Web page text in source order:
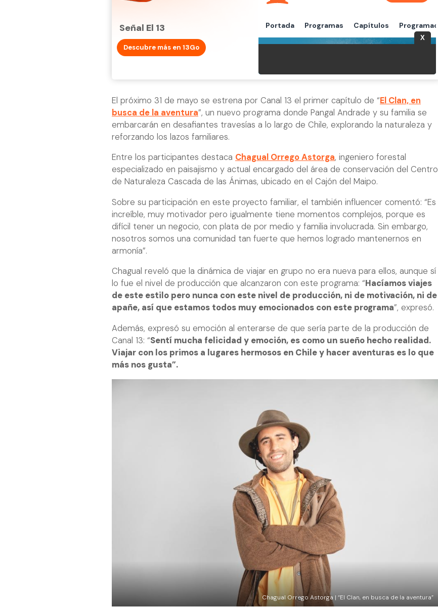
Señal El 13
Descubre más en 13Go
El próximo 31 de mayo se estrena por Canal 13 el primer capítulo de “El Clan, en
busca de la aventura”, un nuevo programa donde Pangal Andrade y su familia se
embarcarán en desafiantes travesías a lo largo de Chile, explorando la naturaleza y
reforzando los lazos familiares.
Entre los participantes destaca Chagual Orrego Astorga, ingeniero forestal
especializado en paisajismo y actual encargado del área de conservación del Centro
de Naturaleza Cascada de las Ánimas, ubicado en el Cajón del Maipo.
Sobre su participación en este proyecto familiar, el también influencer comentó: “Es
increíble, muy motivador pero igualmente tiene momentos complejos, porque es
difícil tener un negocio, con plata de por medio y familia involucrada. Sin embargo,
nosotros somos una comunidad tan fuerte que hemos logrado mantenernos en
armonía”.
Chagual reveló que la dinámica de viajar en grupo no era nueva para ellos, aunque sí
lo fue el nivel de producción que alcanzaron con este programa: “Hacíamos viajes
de este estilo pero nunca con este nivel de producción, ni de motivación, ni de
apañe, así que estamos todos muy emocionados con este programa”, expresó.
Además, expresó su emoción al enterarse de que sería parte de la producción de
Canal 13: “Sentí mucha felicidad y emoción, es como un sueño hecho realidad.
Viajar con los primos a lugares hermosos en Chile y hacer aventuras es lo que
más nos gusta”.
Chagual Orrego Astorga | “El Clan, en busca de la aventura”